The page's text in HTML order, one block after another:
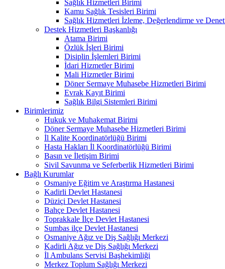
Sağlık Hizmetleri Birimi
Kamu Sağlık Tesisleri Birimi
Sağlık Hizmetleri İzleme, Değerlendirme ve
Destek Hizmetleri Başkanlığı
Atama Birimi
Özlük İşleri Birimi
Disiplin İşlemleri Birimi
İdari Hizmetler Birimi
Mali Hizmetler Birimi
Döner Sermaye Muhasebe Hizmetleri Birimi
Evrak Kayıt Birimi
Sağlık Bilgi Sistemleri Birimi
Birimlerimiz
Hukuk ve Muhakemat Birimi
Döner Sermaye Muhasebe Hizmetleri Birimi
İl Kalite Koordinatörlüğü Birimi
Hasta Hakları İl Koordinatörlüğü Birimi
Basın ve İletişim Birimi
Sivil Savunma ve Seferberlik Hizmetleri Birimi
Bağlı Kurumlar
Osmaniye Eğitim ve Araştırma Hastanesi
Kadirli Devlet Hastanesi
Düziçi Devlet Hastanesi
Bahçe Devlet Hastanesi
Toprakkale İlçe Devlet Hastanesi
Sumbas ilçe Devlet Hastanesi
Osmaniye Ağız ve Diş Sağlığı Merkezi
Kadirli Ağız ve Diş Sağlığı Merkezi
İl Ambulans Servisi Başhekimliği
Merkez Toplum Sağlığı Merkezi